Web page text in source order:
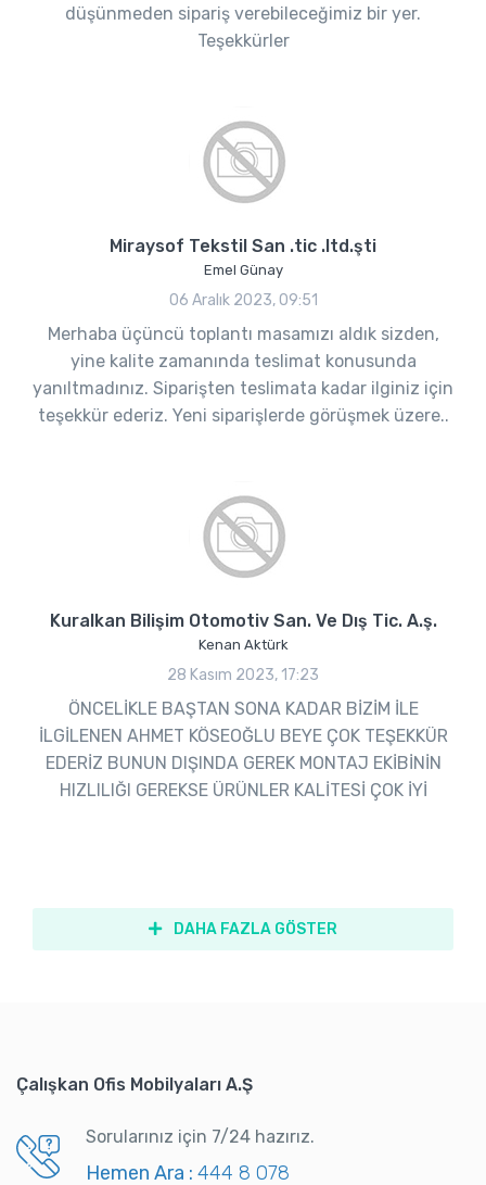
düşünmeden sipariş verebileceğimiz bir yer.
Teşekkürler
Miraysof Tekstil San .tic .ltd.şti
Emel Günay
06 Aralık 2023, 09:51
Merhaba üçüncü toplantı masamızı aldık sizden,
yine kalite zamanında teslimat konusunda
yanıltmadınız. Siparişten teslimata kadar ilginiz için
teşekkür ederiz. Yeni siparişlerde görüşmek üzere..
Kuralkan Bilişim Otomotiv San. Ve Dış Tic. A.ş.
Kenan Aktürk
28 Kasım 2023, 17:23
ÖNCELİKLE BAŞTAN SONA KADAR BİZİM İLE
İLGİLENEN AHMET KÖSEOĞLU BEYE ÇOK TEŞEKKÜR
EDERİZ BUNUN DIŞINDA GEREK MONTAJ EKİBİNİN
HIZLILIĞI GEREKSE ÜRÜNLER KALİTESİ ÇOK İYİ
DAHA FAZLA GÖSTER
Çalışkan Ofis Mobilyaları A.Ş
Sorularınız için 7/24 hazırız.
Hemen Ara : 444 8 078